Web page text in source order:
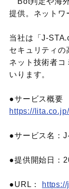
提供。ネットワ
当社は「J-
セキュリティの
ネット技術者コ
いります。
●サービス概要
https://
●サービス名：
●提供開始日：
●URL：